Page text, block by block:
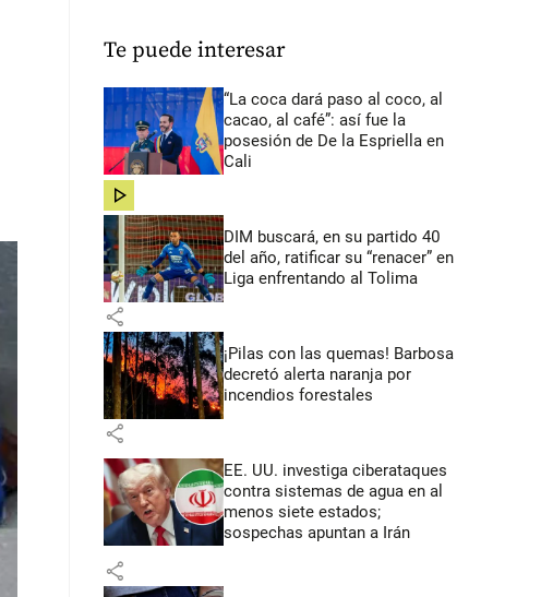
Te puede interesar
“La coca dará paso al coco, al
cacao, al café”: así fue la
posesión de De la Espriella en
Cali
share
DIM buscará, en su partido 40
del año, ratificar su “renacer” en
Liga enfrentando al Tolima
share
¡Pilas con las quemas! Barbosa
decretó alerta naranja por
incendios forestales
share
EE. UU. investiga ciberataques
contra sistemas de agua en al
menos siete estados;
sospechas apuntan a Irán
share